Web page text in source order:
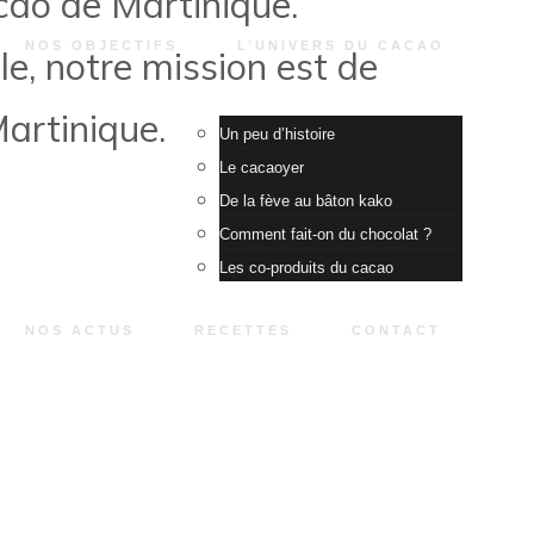
NOS OBJECTIFS L’UNIVERS DU CACAO
Un peu d’histoire
Le cacaoyer
De la fève au bâton kako
Comment fait-on du chocolat ?
Les co-produits du cacao
NOS ACTUS RECETTES CONTACT
notre mission est de